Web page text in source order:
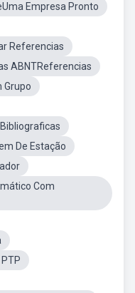
Empresa Pronto
Referencias
ABNTReferencias
Grupo
De Estação
Com